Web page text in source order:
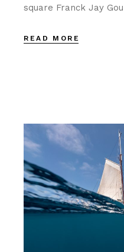
square Franck Jay
READ MORE